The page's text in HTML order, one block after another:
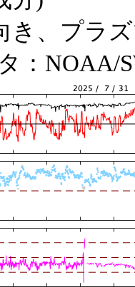
き、プラ
：NOAA/